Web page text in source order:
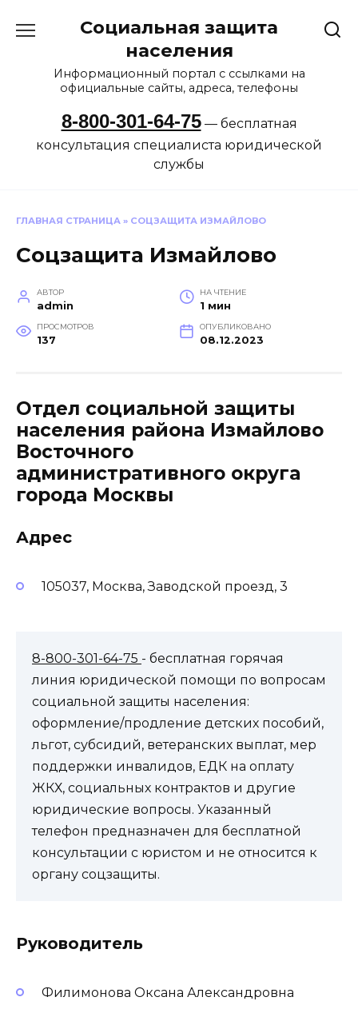
Социальная защита
населения
Информационный портал с ссылками на
официальные сайты, адреса, телефоны
8-800-301-64-75— бесплатная
консультация специалиста юридической
службы
ГЛАВНАЯ СТРАНИЦА » СОЦЗАЩИТА ИЗМАЙЛОВО
Соцзащита Измайлово
АВТОР
admin
НА ЧТЕНИЕ
1 мин
ПРОСМОТРОВ
137
ОПУБЛИКОВАНО
08.12.2023
Отдел социальной защиты
населения района Измайлово
Восточного
административного округа
города Москвы
Адрес
105037, Москва, Заводской проезд, 3
8-800-301-64-75 - бесплатная горячая
линия юридической помощи по вопросам
социальной защиты населения:
оформление/продление детских пособий,
льгот, субсидий, ветеранских выплат, мер
поддержки инвалидов, ЕДК на оплату
ЖКХ, социальных контрактов и другие
юридические вопросы. Указанный
телефон предназначен для бесплатной
консультации с юристом и не относится к
органу соцзащиты.
Руководитель
Филимонова Оксана Александровна